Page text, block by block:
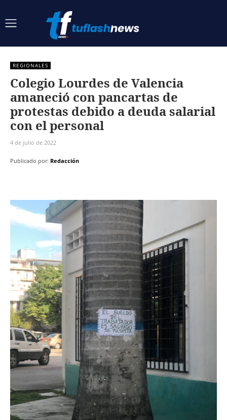
REGIONALES
Colegio Lourdes de Valencia
amaneció con pancartas de
protestas debido a deuda salarial
con el personal
4 de julio de 2022
Publicado por: Redacción